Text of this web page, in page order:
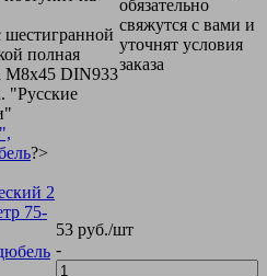
шестигранной
полная
М8х45 DIN933
"Русские
обязательно
свяжутся с вами и
уточнят условия
заказа
?>
2
75-
53 руб./шт
-